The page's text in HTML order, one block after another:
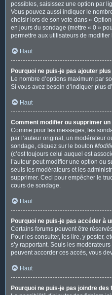
possibles, saisissez une option par
Vous pouvez aussi indiquer le
choisir lors de son vote dans «
en jours du sondage (mettre « 0 »
permettre aux utilisateurs de modifier
Haut
Pourquoi ne puis-je pas ajouter
Le nombre d’options maximum par
Si vous avez besoin d’indiquer plus
Haut
Comment modifier ou supprimer un
Comme pour les messages, les
par l’auteur original, un modérateur
sondage, cliquez sur le bouton
(c’est toujours celui auquel est
l’auteur peut modifier une option ou
seuls les modérateurs et les
supprimer. Ceci pour empêcher le
cours de sondage.
Haut
Pourquoi ne puis-je pas accéder à
Certains forums peuvent être
Pour les consulter, les lire, y poster,
s’y rapportant. Seuls les
peuvent accorder ces accès, vous
Haut
Pourquoi ne puis-je pas joindre